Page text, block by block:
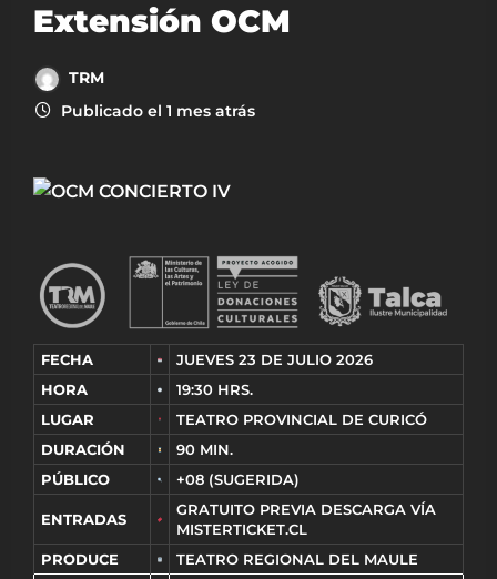
Extensión OCM
TRM
Publicado el 1 mes atrás
FECHA
JUEVES 23 DE JULIO 2026
HORA
19:30 HRS.
LUGAR
TEATRO PROVINCIAL DE CURICÓ
DURACIÓN
90 MIN.
PÚBLICO
+08 (SUGERIDA)
ENTRADAS
GRATUITO PREVIA DESCARGA VÍA
MISTERTICKET.CL
PRODUCE
TEATRO REGIONAL DEL MAULE